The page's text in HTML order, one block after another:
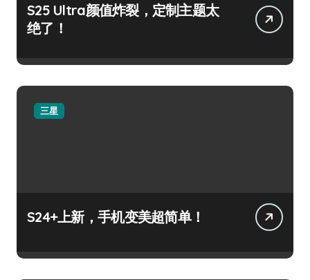
S25 Ultra颜值炸裂，定制主题太
绝了！
三星
S24+上新，手机变美超简单！